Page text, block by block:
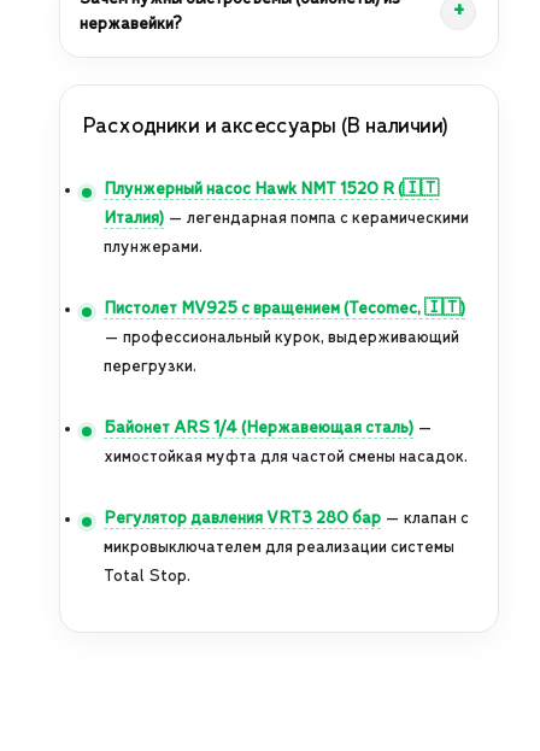
нержавейки?
Расходники и аксессуары (В наличии)
Плунжерный насос Hawk NMT 1520 R (🇮🇹
Италия) — легендарная помпа с керамическими
плунжерами.
Пистолет MV925 с вращением (Tecomec, 🇮🇹)
— профессиональный курок, выдерживающий
перегрузки.
Байонет ARS 1/4 (Нержавеющая сталь) —
химостойкая муфта для частой смены насадок.
Регулятор давления VRT3 280 бар — клапан с
микровыключателем для реализации системы
Total Stop.